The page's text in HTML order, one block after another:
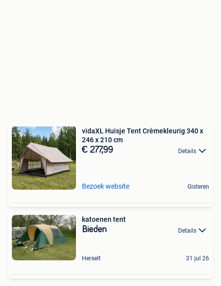
vidaXL Huisje Tent Crèmekleurig 340 x
246 x 210 cm
€ 277,99 Details
Bezoek website Gisteren
katoenen tent
Bieden Details
Herselt 31 jul 26